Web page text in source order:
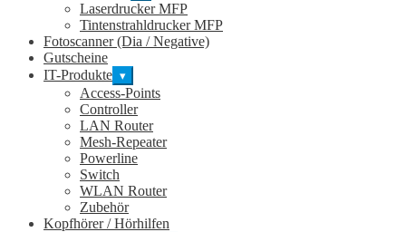
Laserdrucker MFP
Tintenstrahldrucker MFP
Fotoscanner (Dia / Negative)
Gutscheine
IT-Produkte ▾
Access-Points
Controller
LAN Router
Mesh-Repeater
Powerline
Switch
WLAN Router
Zubehör
Kopfhörer / Hörhilfen